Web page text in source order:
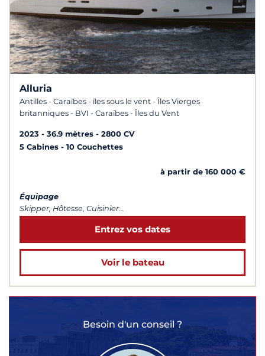
Alluria
Antilles - Caraïbes - îles sous le vent - Îles Vierges
britanniques - BVI - Caraïbes - Îles du Vent
2023 36.9 mètres
2800 CV
5 Cabines
10 Couchettes
à partir de 160 000 €
Équipage
Skipper, Hôtesse, Cuisinier...
Entrez vos dates
Voir le bateau
Besoin d'un conseil ?